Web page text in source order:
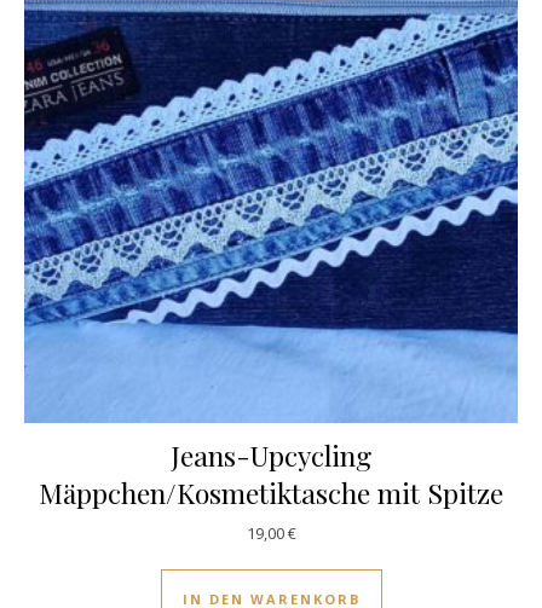
Jeans-Upcycling
Mäppchen/Kosmetiktasche mit Spitze
19,00€
IN DEN WARENKORB